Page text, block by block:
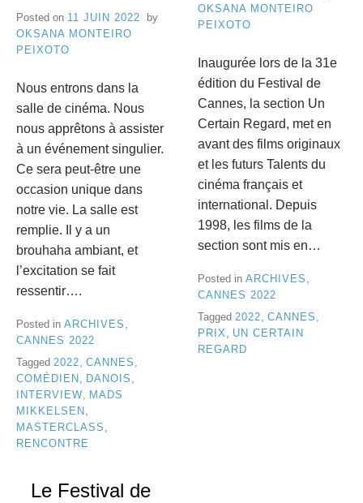
Posted on 11 JUIN 2022
by
OKSANA MONTEIRO
PEIXOTO
Nous entrons dans la
salle de cinéma. Nous
nous apprêtons à assister
à un événement singulier.
Ce sera peut-être une
occasion unique dans
notre vie. La salle est
remplie. Il y a un
brouhaha ambiant, et
l’excitation se fait
ressentir….
Posted in ARCHIVES ,
CANNES 2022
Tagged 2022 CANNES
COMÉDIEN
DANOIS
INTERVIEW
MADS
MIKKELSEN
MASTERCLASS
RENCONTRE
OKSANA MONTEIRO
PEIXOTO
Inaugurée lors de la 31e
édition du Festival de
Cannes, la section Un
Certain Regard, met en
avant des films originaux
et les futurs Talents du
cinéma français et
international. Depuis
1998, les films de la
section sont mis en…
Posted in ARCHIVES ,
CANNES 2022
Tagged 2022 CANNES
PRIX
UN CERTAIN
REGARD
Le Festival de